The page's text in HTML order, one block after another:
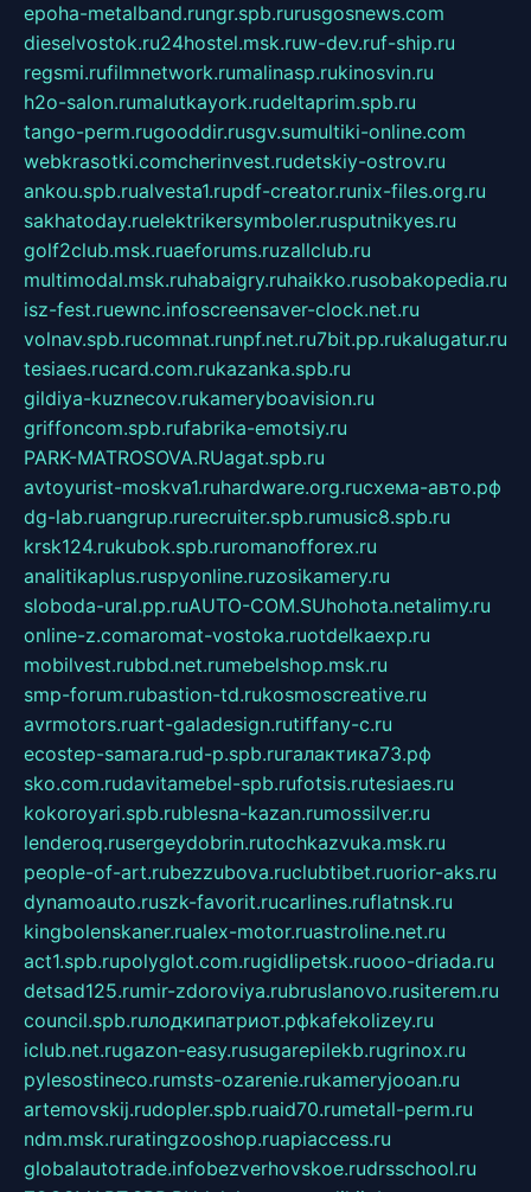
epoha-metalband.rungr.spb.rurusgosnews.com
dieselvostok.ru24hostel.msk.ruw-dev.ruf-ship.ru
regsmi.rufilmnetwork.rumalinasp.rukinosvin.ru
h2o-salon.rumalutkayork.rudeltaprim.spb.ru
tango-perm.rugooddir.rusgv.sumultiki-online.com
webkrasotki.comcherinvest.rudetskiy-ostrov.ru
ankou.spb.rualvesta1.rupdf-creator.runix-files.org.ru
sakhatoday.ruelektrikersymboler.rusputnikyes.ru
golf2club.msk.ruaeforums.ruzallclub.ru
multimodal.msk.ruhabaigry.ruhaikko.rusobakopedia.ru
isz-fest.ruewnc.infoscreensaver-clock.net.ru
volnav.spb.rucomnat.runpf.net.ru7bit.pp.rukalugatur.ru
tesiaes.rucard.com.rukazanka.spb.ru
gildiya-kuznecov.rukameryboavision.ru
griffoncom.spb.rufabrika-emotsiy.ru
PARK-MATROSOVA.RUagat.spb.ru
avtoyurist-moskva1.ruhardware.org.ruсхема-авто.рф
dg-lab.ruangrup.rurecruiter.spb.rumusic8.spb.ru
krsk124.rukubok.spb.ruromanofforex.ru
analitikaplus.ruspyonline.ruzosikamery.ru
sloboda-ural.pp.ruAUTO-COM.SUhohota.netalimy.ru
online-z.comaromat-vostoka.ruotdelkaexp.ru
mobilvest.rubbd.net.rumebelshop.msk.ru
smp-forum.rubastion-td.rukosmoscreative.ru
avrmotors.ruart-galadesign.rutiffany-c.ru
ecostep-samara.rud-p.spb.ruгалактика73.рф
sko.com.rudavitamebel-spb.rufotsis.rutesiaes.ru
kokoroyari.spb.rublesna-kazan.rumossilver.ru
lenderoq.rusergeydobrin.rutochkazvuka.msk.ru
people-of-art.rubezzubova.ruclubtibet.ruorior-aks.ru
dynamoauto.ruszk-favorit.rucarlines.ruflatnsk.ru
kingbolenskaner.rualex-motor.ruastroline.net.ru
act1.spb.rupolyglot.com.rugidlipetsk.ruooo-driada.ru
detsad125.rumir-zdoroviya.rubruslanovo.rusiterem.ru
council.spb.ruлодкипатриот.рфkafekolizey.ru
iclub.net.rugazon-easy.rusugarepilekb.rugrinox.ru
pylesostineco.rumsts-ozarenie.rukameryjooan.ru
artemovskij.rudopler.spb.ruaid70.rumetall-perm.ru
ndm.msk.ruratingzooshop.ruapiaccess.ru
globalautotrade.infobezverhovskoe.rudrsschool.ru